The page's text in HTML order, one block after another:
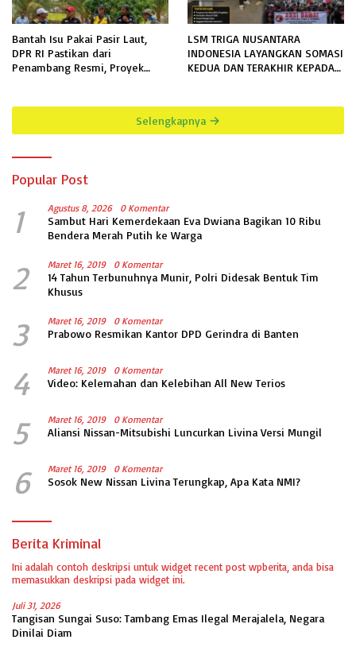
Bantah Isu Pakai Pasir Laut,
DPR RI Pastikan dari
Penambang Resmi, Proyek
LSM TRIGA NUSANTARA
INDONESIA LAYANGKAN SOMASI
KEDUA DAN TERAKHIR KEPADA
INFORMASI PUBLIK
Selengkapnya
Popular Post
1 Agustus 8, 2026 0 Komentar
Sambut Hari Kemerdekaan Eva Dwiana Bagikan 10 Ribu
Bendera Merah Putih ke Warga
2 Maret 16, 2019 0 Komentar
14 Tahun Terbunuhnya Munir, Polri Didesak Bentuk Tim
Khusus
3 Maret 16, 2019 0 Komentar
Prabowo Resmikan Kantor DPD Gerindra di Banten
4 Maret 16, 2019 0 Komentar
Video: Kelemahan dan Kelebihan All New Terios
5 Maret 16, 2019 0 Komentar
Aliansi Nissan-Mitsubishi Luncurkan Livina Versi Mungil
6 Maret 16, 2019 0 Komentar
Sosok New Nissan Livina Terungkap, Apa Kata NMI?
Berita Kriminal
Ini adalah contoh deskripsi untuk widget recent post wpberita, anda bisa
memasukkan deskripsi pada widget ini.
Juli 31, 2026
Tangisan Sungai Suso: Tambang Emas Ilegal Merajalela, Negara
Dinilai Diam